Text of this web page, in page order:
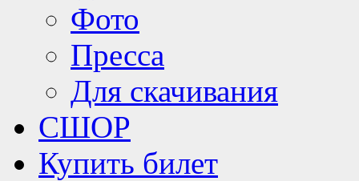
Фото
Пресса
Для скачивания
СШОР
Купить билет